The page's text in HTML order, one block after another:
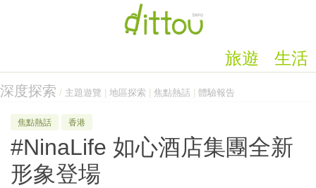
生活
旅遊
深度探索 / 主題遊覽 地區探索 焦點熱話 體驗報告
焦點熱話 香港
#NinaLife 如心酒店集團全新
形象登場